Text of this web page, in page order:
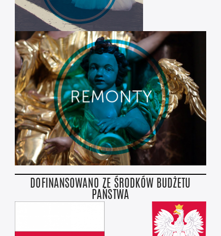
DOFINANSOWANO ZE ŚRODKÓW BUDŻETU
PAŃSTWA